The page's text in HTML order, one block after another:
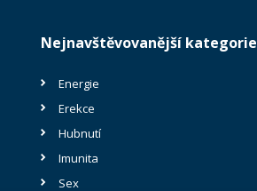
Nejnavštěvovanější kategorie
Energie
Erekce
Hubnutí
Imunita
Sex